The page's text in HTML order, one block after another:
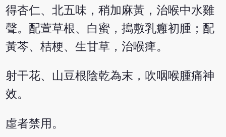
得杏仁、北五味，稍加麻黃，治喉中水雞
聲。配萱草根、白蜜，搗敷乳癰初腫；配
黃芩、桔梗、生甘草，治喉痺。
射干花、山豆根陰乾為末，吹咽喉腫痛神
效。
虛者禁用。